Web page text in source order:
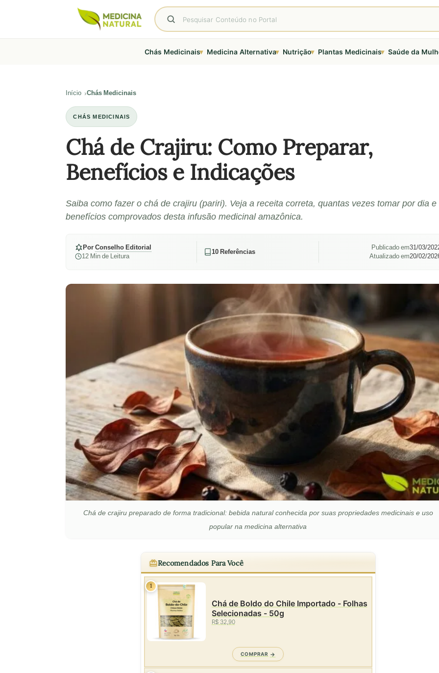
Chás Medicinais▾ Medicina Alternativa▾ Nutrição▾ Plantas Medicinais▾ Saúde da
Início Chás Medicinais
CHÁS MEDICINAIS
Chá de Crajiru: Como Preparar,
Benefícios e Indicações
Saiba como fazer o chá de crajiru (pariri). Veja a receita correta, quantas vezes tomar por dia e
benefícios comprovados desta infusão medicinal amazônica.
PorConselho Editorial
12 Min de Leitura
10 Referências
Publicado em31/03/
Atualizado em20/02/
Chá de crajiru preparado de forma tradicional: bebida natural conhecida por suas propriedades medicinais e uso
popular na medicina alternativa
Recomendados Para Você
1
Chá de Boldo do Chile Importado - Folhas
Selecionadas - 50g
R$ 32,90
COMPRAR